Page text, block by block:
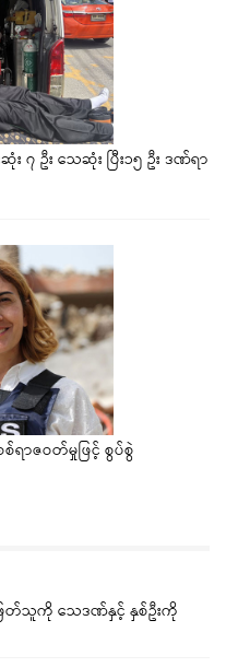
၇ ဦး သေဆုံး ပြီး၁၅ ဦး ဒဏ်ရာ
ရာဇဝတ်မှုဖြင့် စွပ်စွဲ
ြတ်သူကို သေဒဏ်နှင့် နှစ်ဦးကို